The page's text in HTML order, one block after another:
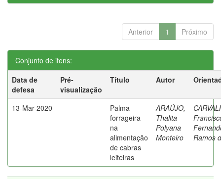
Anterior 1 Próximo
Conjunto de itens:
Data de
defesa
Pré-
visualização
Título Autor
13-Mar-2020
Palma
forrageira
na
alimentação
de cabras
leiteiras
ARAÚJO,
Thalita
Polyana
Monteiro
Ramos